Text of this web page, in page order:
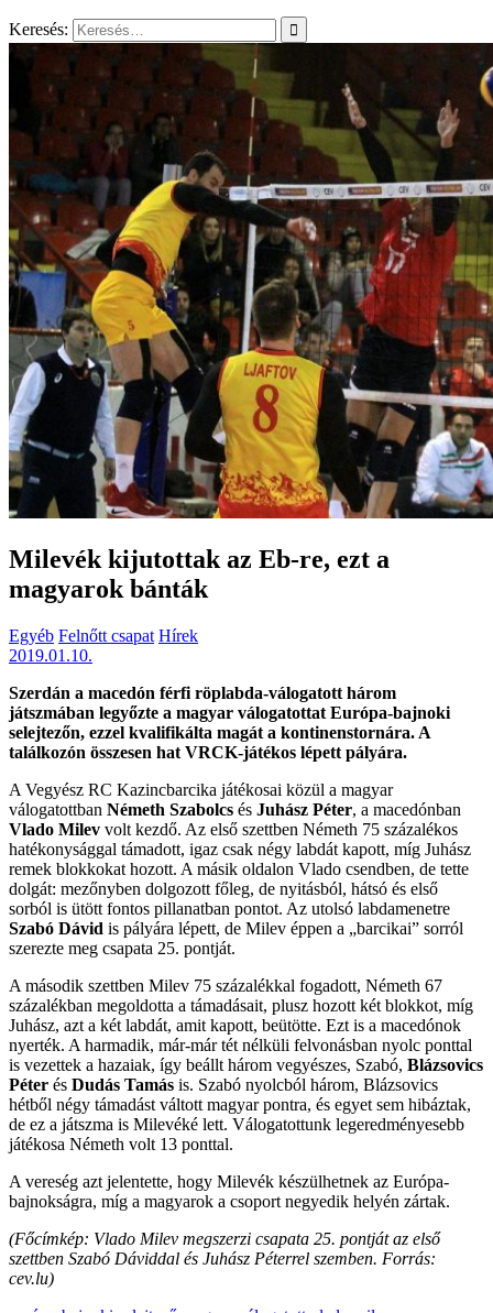
Keresés:
Milevék kijutottak az Eb-re, ezt a
magyarok bánták
Egyéb Felnőtt csapat Hírek
2019.01.10.
Szerdán a macedón férfi röplabda-válogatott három
játszmában legyőzte a magyar válogatottat Európa-bajnoki
selejtezőn, ezzel kvalifikálta magát a kontinenstornára. A
találkozón összesen hat VRCK-játékos lépett pályára.
A Vegyész RC Kazincbarcika játékosai közül a magyar
válogatottban Németh Szabolcs és Juhász Péter, a macedónban
Vlado Milev volt kezdő. Az első szettben Németh 75 százalékos
hatékonysággal támadott, igaz csak négy labdát kapott, míg Juhász
remek blokkokat hozott. A másik oldalon Vlado csendben, de tette
dolgát: mezőnyben dolgozott főleg, de nyitásból, hátsó és első
sorból is ütött fontos pillanatban pontot. Az utolsó labdamenetre
Szabó Dávid is pályára lépett, de Milev éppen a „barcikai” sorról
szerezte meg csapata 25. pontját.
A második szettben Milev 75 százalékkal fogadott, Németh 67
százalékban megoldotta a támadásait, plusz hozott két blokkot, míg
Juhász, azt a két labdát, amit kapott, beütötte. Ezt is a macedónok
nyerték. A harmadik, már-már tét nélküli felvonásban nyolc ponttal
is vezettek a hazaiak, így beállt három vegyészes, Szabó, Blázsovics
Péter és Dudás Tamás is. Szabó nyolcból három, Blázsovics
hétből négy támadást váltott magyar pontra, és egyet sem hibáztak,
de ez a játszma is Milevéké lett. Válogatottunk legeredményesebb
játékosa Németh volt 13 ponttal.
A vereség azt jelentette, hogy Milevék készülhetnek az Európa-
bajnokságra, míg a magyarok a csoport negyedik helyén zártak.
(Főcímkép: Vlado Milev megszerzi csapata 25. pontját az első
szettben Szabó Dáviddal és Juhász Péterrel szemben. Forrás:
cev.lu)